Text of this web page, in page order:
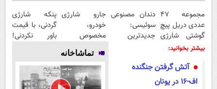
اجتماعی
حیات وحش
سیاست خارجی
مجموعه 47
عددی دریل پیچ
گوشتی شارژی
(قیمت
دندان مصنوعی
سوئیسی:
جدیدترین
پرداخت قسطی
جارو شارژی
خودرو،
مخصوص
ماشین‌باز‌ها!!
قیمت با
تخفیف: فقط
1,499,000
پنکه شارژی
گردنی، با قیمت
باور نکردنی!
بیشتر بخوانید:
آتش گرفتن جنگنده
اف-۱۶ در یونان
تماشاخانه